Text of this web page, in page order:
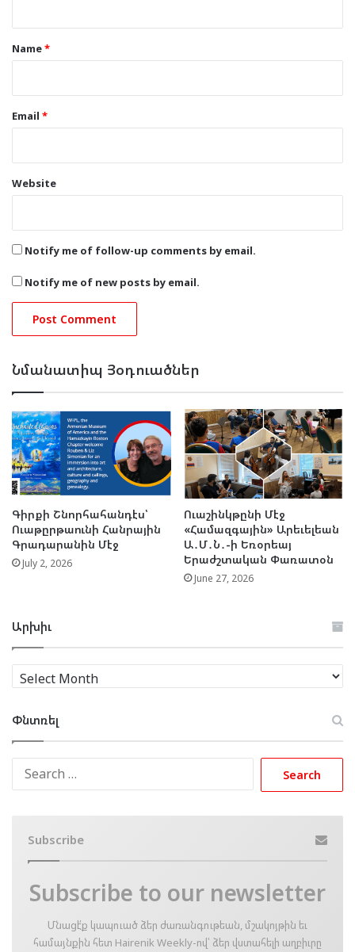
*Name*
Email *
Website
Notify me of follow-up comments by email.
Notify me of new posts by email.
Նմանատիպ Յօդուածներ
Գիրքի Շնորհահանդէս՝
Ուաթըրթաունի Հանրային
Գրադարանին Մէջ
July 2, 2026
Ուաշինկթընի Մէջ
«Համազգային» Արեւելեան
Ա․Մ․Ն․-ի Եռօրեայ
Երաժշտական Փառատօն
June 27, 2026
Արխիւ
Արխիւ
Փնտռել
Subscribe
Subscribe to our newsletter
Մնացէ՛ք կապուած ձեր ժառանգութեան, մշակոյթին եւ
համայնքին հետ Hairenik Weekly-ով՝ ձեր վստահելի աղբիւրը